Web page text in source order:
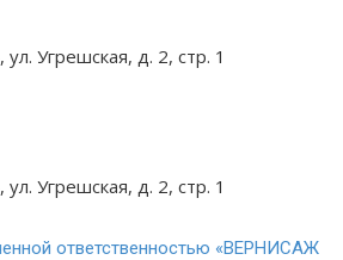
Угрешская, д. 2, стр. 1
Угрешская, д. 2, стр. 1
ответственностью «ВЕРНИСАЖ